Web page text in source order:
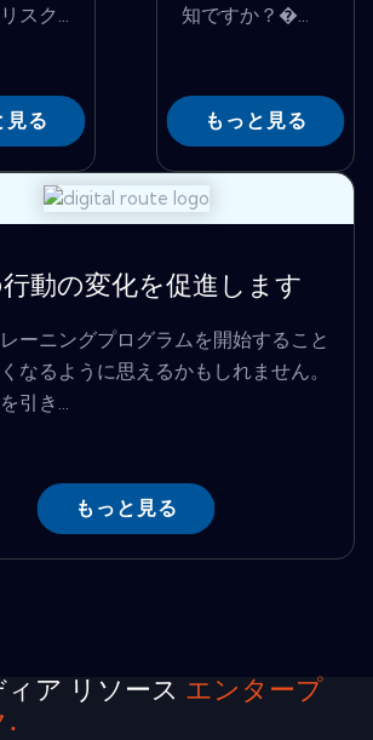
スク...
見る
知ですか？�...
もっと見る
動の変化を促進します
ーニングプログラムを開始すること
なるように思えるかもしれません。
引き...
もっと見る
ア リソース エンタープ
.